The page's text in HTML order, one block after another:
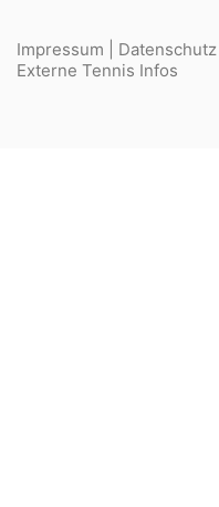
Impressum Datenschutz
Externe Tennis Infos